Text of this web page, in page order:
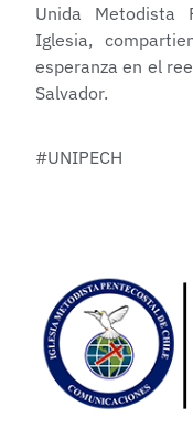
Unida Metodista
Iglesia,
esperanza en el
Salvador.
#UNIPECH